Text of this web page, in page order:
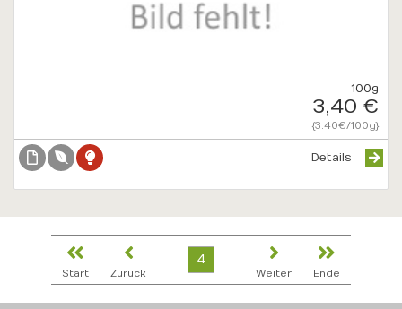
100g
3,40 €
{3.40€/100g}
Details
Start Zurück
4
Weiter Ende